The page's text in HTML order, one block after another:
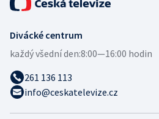
Divácké centrum
každý všední den:8:00—16:00 hodin
261 136 113
info@ceskatelevize.cz